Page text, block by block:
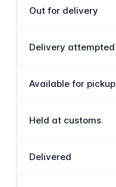
Out for delivery
Delivery attempted
Available for pickup
Held at customs
Delivered